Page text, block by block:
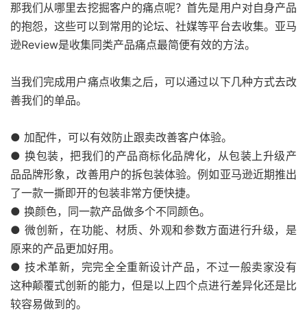
那我们从哪里去挖掘客户的痛点呢？首先是用户对自身产品
的抱怨，这些可以到常用的论坛、社媒等平台去收集。亚马
逊Review是收集同类产品痛点最简便有效的方法。
当我们完成用户痛点收集之后，可以通过以下几种方式去改
善我们的单品。
● 加配件，可以有效防止跟卖改善客户体验。
● 换包装，把我们的产品商标化品牌化，从包装上升级产
品品牌形象，改善用户的拆包装体验。例如亚马逊近期推出
了一款一撕即开的包装非常方便快捷。
● 换颜色，同一款产品做多个不同颜色。
● 微创新，在功能、材质、外观和参数方面进行升级，是
原来的产品更加好用。
● 技术革新，完完全全重新设计产品，不过一般卖家没有
这种颠覆式创新的能力，但是以上四个点进行差异化还是比
较容易做到的。